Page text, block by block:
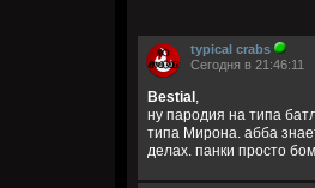
typical crabs
Сегодня в 21:46:11
Bestial ,
ну пародия на типа
типа Мирона. абба
делах. панки просто